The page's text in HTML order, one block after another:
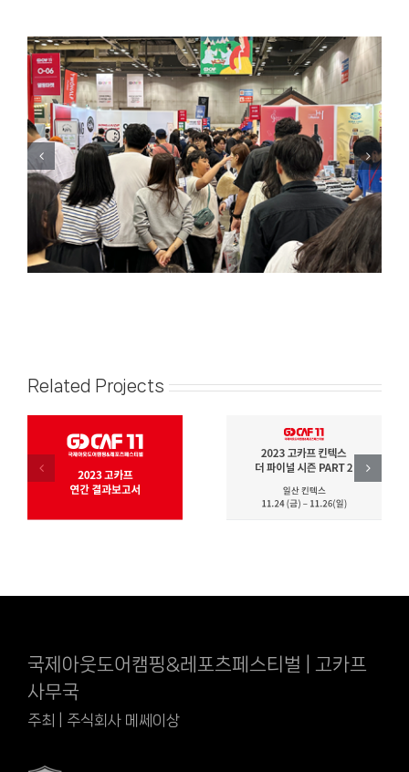
Related Projects
국제아웃도어캠핑&레포츠페스티벌 | 고카프
사무국
주최 | 주식회사 메쎄이상